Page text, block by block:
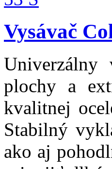
Vysávač
plochy a
kvalitnej
Stabilný
ako aj